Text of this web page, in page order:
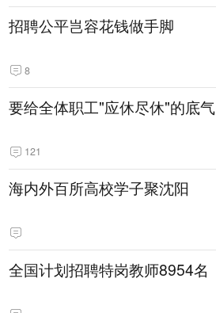
招聘公平岂容花钱做手脚
8
要给全体职工"应休尽休"的底气
121
海内外百所高校学子聚沈阳
全国计划招聘特岗教师8954名